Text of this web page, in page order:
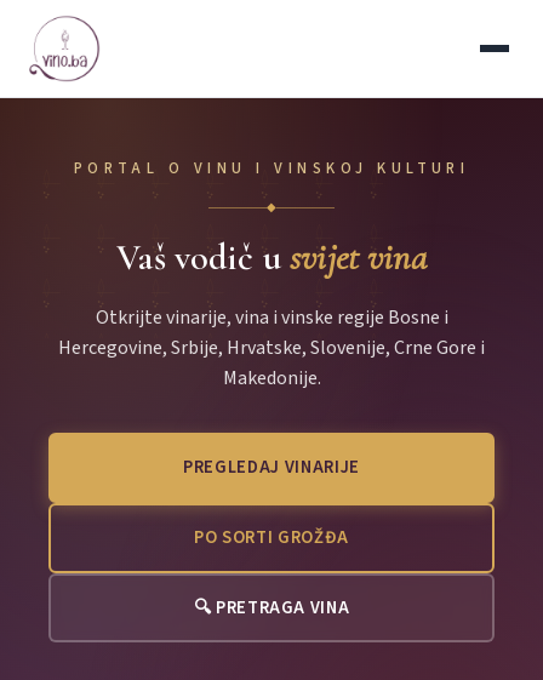
PORTAL O VINU I VINSKOJ KULTURI
◆
Vaš vodič usvijet vina
Otkrijte vinarije, vina i vinske regije Bosne i
Hercegovine, Srbije, Hrvatske, Slovenije, Crne Gore i
Makedonije.
PREGLEDAJ VINARIJE
PO SORTI GROŽĐA
🔍 PRETRAGA VINA